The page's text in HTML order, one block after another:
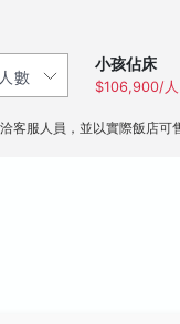
小孩佔床
$106,900/人
客服人員，並以實際飯店可